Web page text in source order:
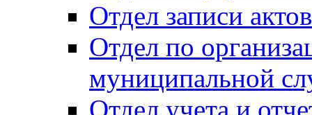
Отдел записи
Отдел по
муниципальной